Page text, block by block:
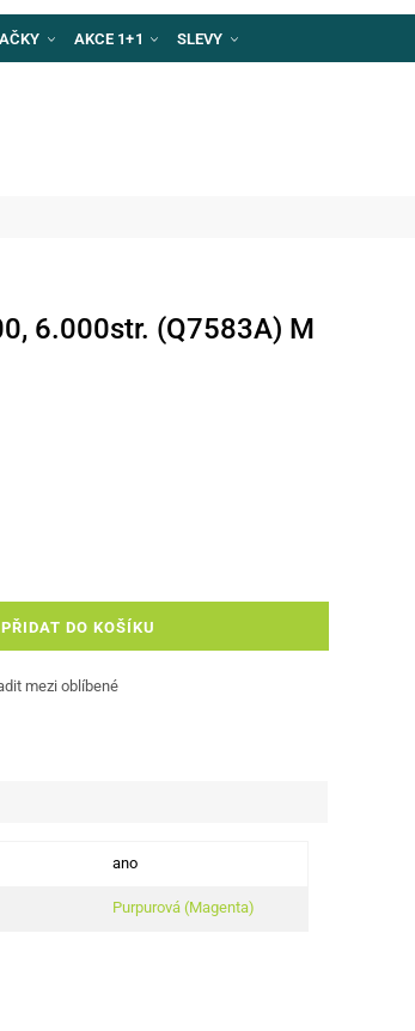
AKCE 1+1 SLEVY
6.000str. (Q7583A) M
PŘIDAT DO KOŠÍKU
mezi oblíbené
ano
Purpurová (Magenta)